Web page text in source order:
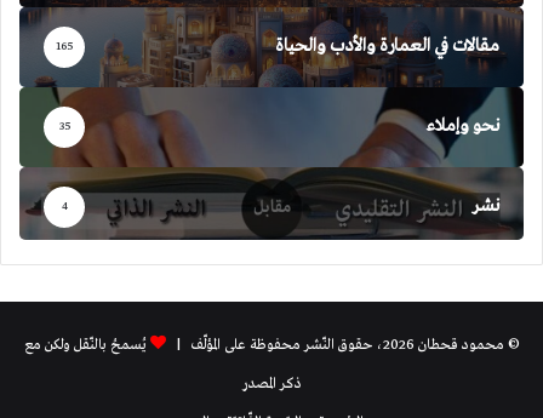
مقالات في العمارة والأدب والحياة 165
نحو وإملاء 35
نشر 4
© محمود قحطان 2026، حقوق النّشر محفوظة على المؤلّف |
يُسمحُ بالنّقل ولكن مع
ذكر المصدر